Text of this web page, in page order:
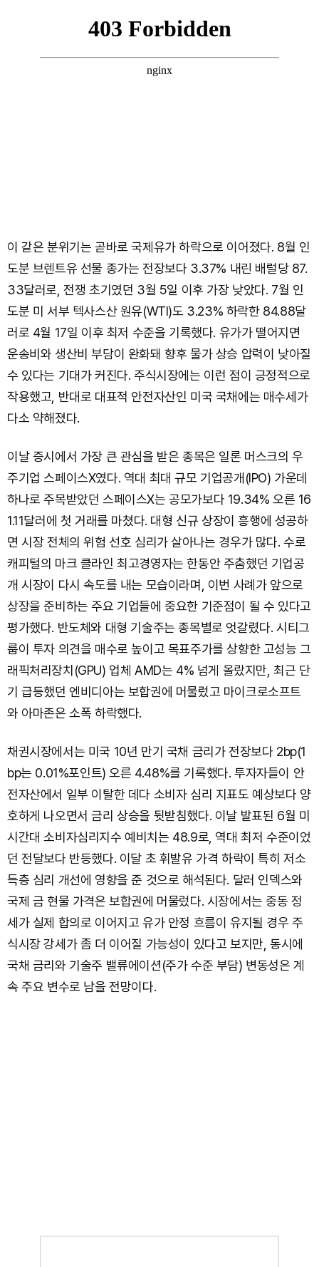
이 같은 분위기는 곧바로 국제유가 하락으로 이어졌다. 8월 인
도분 브렌트유 선물 종가는 전장보다 3.37% 내린 배럴당 87.
33달러로, 전쟁 초기였던 3월 5일 이후 가장 낮았다. 7월 인
도분 미 서부 텍사스산 원유(WTI)도 3.23% 하락한 84.88달
러로 4월 17일 이후 최저 수준을 기록했다. 유가가 떨어지면
운송비와 생산비 부담이 완화돼 향후 물가 상승 압력이 낮아질
수 있다는 기대가 커진다. 주식시장에는 이런 점이 긍정적으로
작용했고, 반대로 대표적 안전자산인 미국 국채에는 매수세가
다소 약해졌다.
이날 증시에서 가장 큰 관심을 받은 종목은 일론 머스크의 우
주기업 스페이스X였다. 역대 최대 규모 기업공개(IPO) 가운데
하나로 주목받았던 스페이스X는 공모가보다 19.34% 오른 16
1.11달러에 첫 거래를 마쳤다. 대형 신규 상장이 흥행에 성공하
면 시장 전체의 위험 선호 심리가 살아나는 경우가 많다. 수로
캐피털의 마크 클라인 최고경영자는 한동안 주춤했던 기업공
개 시장이 다시 속도를 내는 모습이라며, 이번 사례가 앞으로
상장을 준비하는 주요 기업들에 중요한 기준점이 될 수 있다고
평가했다. 반도체와 대형 기술주는 종목별로 엇갈렸다. 시티그
룹이 투자 의견을 매수로 높이고 목표주가를 상향한 고성능 그
래픽처리장치(GPU) 업체 AMD는 4% 넘게 올랐지만, 최근 단
기 급등했던 엔비디아는 보합권에 머물렀고 마이크로소프트
와 아마존은 소폭 하락했다.
채권시장에서는 미국 10년 만기 국채 금리가 전장보다 2bp(1
bp는 0.01%포인트) 오른 4.48%를 기록했다. 투자자들이 안
전자산에서 일부 이탈한 데다 소비자 심리 지표도 예상보다 양
호하게 나오면서 금리 상승을 뒷받침했다. 이날 발표된 6월 미
시간대 소비자심리지수 예비치는 48.9로, 역대 최저 수준이었
던 전달보다 반등했다. 이달 초 휘발유 가격 하락이 특히 저소
득층 심리 개선에 영향을 준 것으로 해석된다. 달러 인덱스와
국제 금 현물 가격은 보합권에 머물렀다. 시장에서는 중동 정
세가 실제 합의로 이어지고 유가 안정 흐름이 유지될 경우 주
식시장 강세가 좀 더 이어질 가능성이 있다고 보지만, 동시에
국채 금리와 기술주 밸류에이션(주가 수준 부담) 변동성은 계
속 주요 변수로 남을 전망이다.